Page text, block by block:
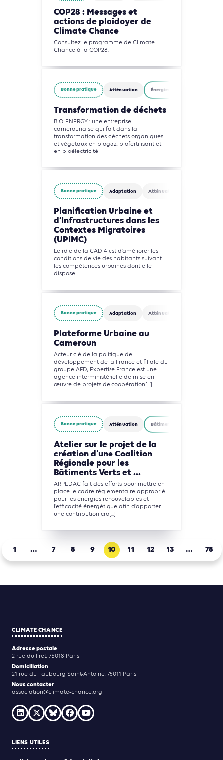
COP28 : Messages et
actions de plaidoyer de
Climate Chance
Consultez le programme de Climate
Chance à la COP28.
Bonne pratique Atténuation Énergies
Transformation de déchets
BIO-ENERGY : une entreprise
camerounaise qui fait dans la
transformation des déchets organiques
et végétaux en biogaz, biofertilisant et
en bioélectricité
Bonne pratique Adaptation Atténuation
Planification Urbaine et
d’Infrastructures dans les
Contextes Migratoires
(UPIMC)
Le rôle de la CAD 4 est d’améliorer les
conditions de vie des habitants suivant
les compétences urbaines dont elle
dispose.
Bonne pratique Adaptation Atténuation
Plateforme Urbaine au
Cameroun
Acteur clé de la politique de
développement de la France et filiale du
groupe AFD, Expertise France est une
agence interministérielle de mise en
œuvre de projets de coopération[...]
Bonne pratique Atténuation Bâtiments
Atelier sur le projet de la
création d’une Coalition
Régionale pour les
Bâtiments Verts et ...
ARPEDAC fait des efforts pour mettre en
place le cadre réglementaire approprié
pour les énergies renouvelables et
l’efficacité énergétique afin d’apporter
une contribution cro[...]
1 … 7 8 9 10 11 12 13 … 78
CLIMATE CHANCE
Adresse postale
2 rue du Fret, 75018 Paris
Domiciliation
21 rue du Faubourg Saint-Antoine, 75011 Paris
Nous contacter
association@climate-chance.org
LIENS UTILES